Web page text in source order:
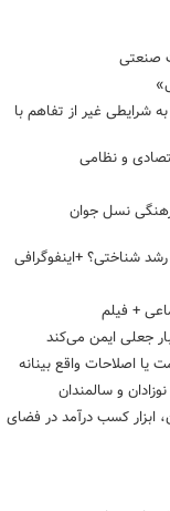
صنعتی
شرایطی غیر از تفاهم با
و نظامی
نسل جوان
شناختی؟ +اینفوگرافی
+ فیلم
جعلی ایمن می‌کند
اصلاحات واقع بینانه
و سالمندان
ابزار کسب درآمد در فضای